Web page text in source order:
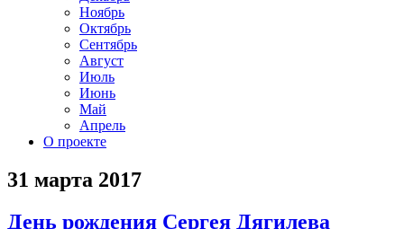
Ноябрь
Октябрь
Сентябрь
Август
Июль
Июнь
Май
Апрель
О проекте
31 марта 2017
День рождения Сергея Дягилева